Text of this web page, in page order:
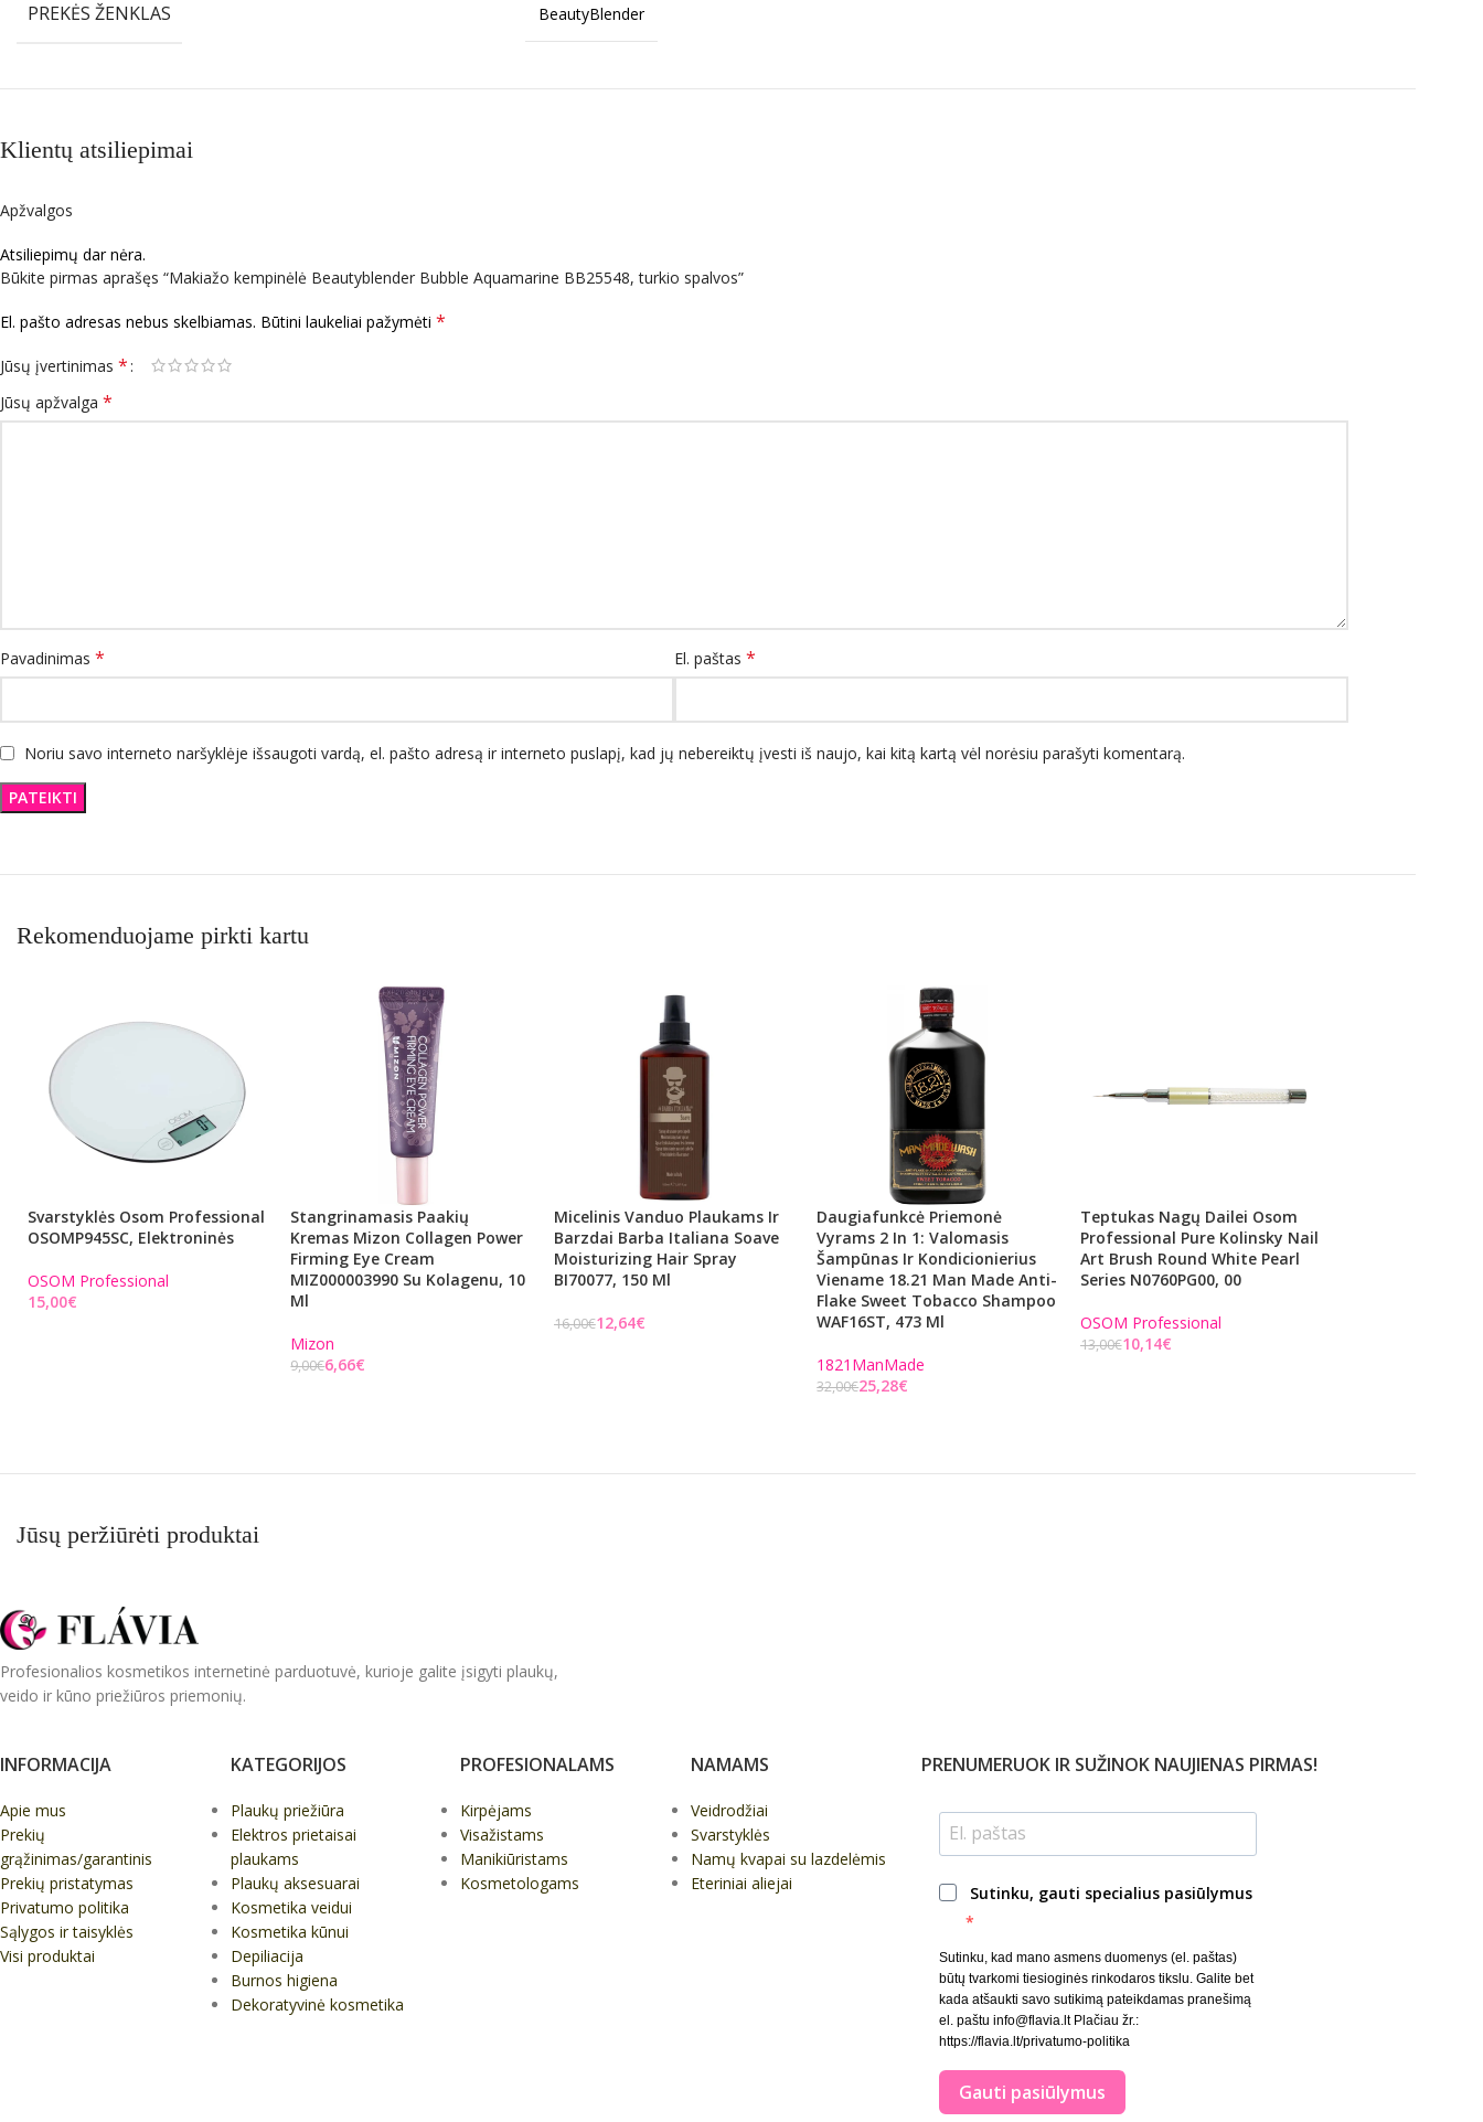
PREKĖS ŽENKLAS BeautyBlender
Klientų atsiliepimai
Apžvalgos
Atsiliepimų dar nėra.
Būkite pirmas aprašęs “Makiažo kempinėlė Beautyblender Bubble Aquamarine BB25548, turkio spalvos”
El. pašto adresas nebus skelbiamas. Būtini laukeliai pažymėti *
Jūsų įvertinimas *
Jūsų apžvalga *
Pavadinimas * El. paštas *
Noriu savo interneto naršyklėje išsaugoti vardą, el. pašto adresą ir interneto puslapį, kad jų nebereiktų įvesti iš naujo, kai kitą kartą vėl norėsiu parašyti komentarą.
Rekomenduojame pirkti kartu
Svarstyklės Osom Professional
OSOMP945SC, Elektroninės
OSOM Professional
€
Stangrinamasis Paakių
Kremas Mizon Collagen Power
Firming Eye Cream
MIZ000003990 Su Kolagenu, 10
Ml
Mizon
9,00€6,66€
Micelinis Vanduo Plaukams Ir
Barzdai Barba Italiana Soave
Moisturizing Hair Spray
BI70077, 150 Ml
16,00€12,64€
Daugiafunkcė Priemonė
Vyrams 2 In 1: Valomasis
Šampūnas Ir Kondicionierius
Viename 18.21 Man Made Anti-
Flake Sweet Tobacco Shampoo
WAF16ST, 473 Ml
1821ManMade
32,00€25,28€
Teptukas Nagų Dailei Osom
Professional Pure Kolinsky Nail
Art Brush Round White Pearl
Series N0760PG00, 00
OSOM Professional
13,00€10,14€
Jūsų peržiūrėti produktai
Profesionalios kosmetikos internetinė parduotuvė, kurioje galite įsigyti plaukų,
veido ir kūno priežiūros priemonių.
INFORMACIJA
Apie mus
Prekių
grąžinimas/garantinis
Prekių pristatymas
Privatumo politika
Sąlygos ir taisyklės
Visi produktai
KATEGORIJOS
Plaukų priežiūra
Elektros prietaisai
plaukams
Plaukų aksesuarai
Kosmetika veidui
Kosmetika kūnui
Depiliacija
Burnos higiena
Dekoratyvinė kosmetika
PROFESIONALAMS
Kirpėjams
Visažistams
Manikiūristams
Kosmetologams
NAMAMS
Veidrodžiai
Svarstyklės
Namų kvapai su lazdelėmis
Eteriniai aliejai
PRENUMERUOK IR SUŽINOK NAUJIENAS PIRMAS!
Sutinku, gauti specialius pasiūlymus
Sutinku, kad mano asmens duomenys (el. paštas)
būtų tvarkomi tiesioginės rinkodaros tikslu. Galite bet
kada atšaukti savo sutikimą pateikdamas pranešimą
el. paštu info@flavia.lt Plačiau žr.:
https://flavia.lt/privatumo-politika
Gauti pasiūlymus